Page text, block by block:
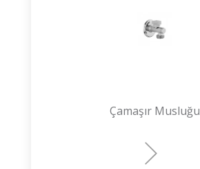
Çamaşır Musluğu